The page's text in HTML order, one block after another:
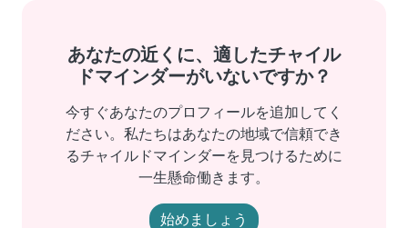
あなたの近くに、適したチャイル
ドマインダーがいないですか？
今すぐあなたのプロフィールを追加してく
ださい。私たちはあなたの地域で信頼でき
るチャイルドマインダーを見つけるために
一生懸命働きます。
始めましょう